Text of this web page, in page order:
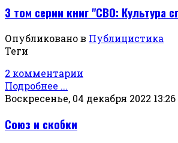
3 том серии книг "СВО: Культура
Опубликовано в Публицистика
Теги
2 комментарии
Подробнее ...
Воскресенье, 04 декабря 2022 13:26
Союз и скобки